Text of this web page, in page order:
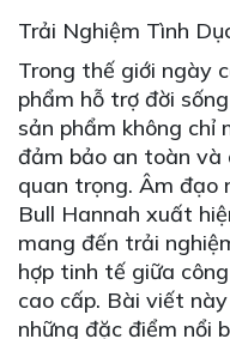
Trải Nghiệm Tình
Trong thế giới ngày
phẩm hỗ trợ đời
sản phẩm không chỉ
đảm bảo an toàn và
quan trọng. Âm đạo
Bull Hannah xuất
mang đến trải
hợp tinh tế giữa
cao cấp. Bài viết
những đặc điểm nổi